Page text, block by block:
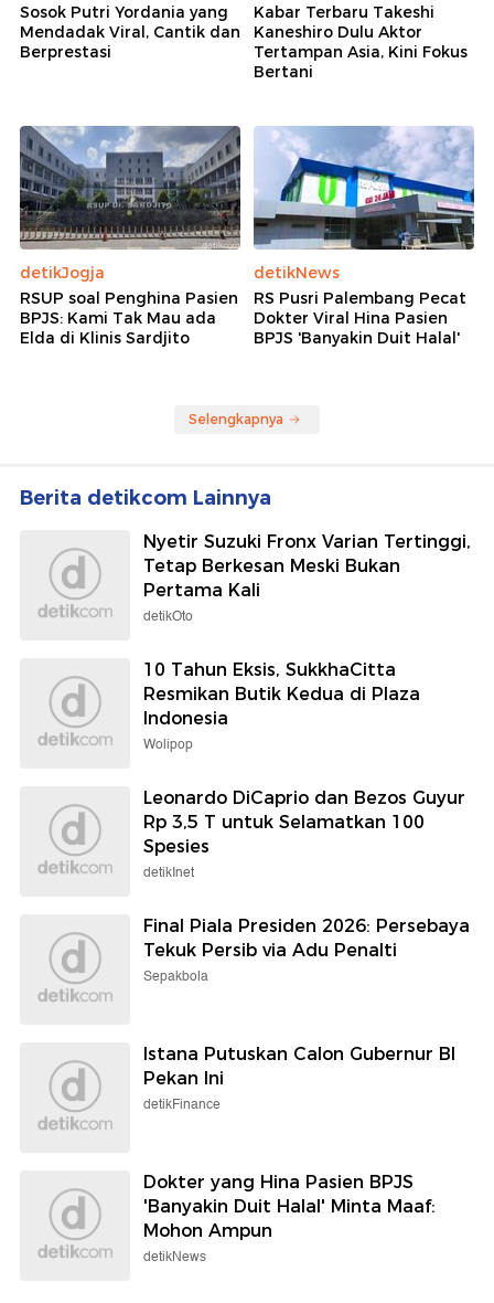
Sosok Putri Yordania yang
Mendadak Viral, Cantik dan
Berprestasi
Kabar Terbaru Takeshi
Kaneshiro Dulu Aktor
Tertampan Asia, Kini Fokus
Bertani
detikJogja
RSUP soal Penghina Pasien
BPJS: Kami Tak Mau ada
Elda di Klinis Sardjito
detikNews
RS Pusri Palembang Pecat
Dokter Viral Hina Pasien
BPJS 'Banyakin Duit Halal'
Selengkapnya
Berita detikcom Lainnya
Nyetir Suzuki Fronx Varian Tertinggi,
Tetap Berkesan Meski Bukan
Pertama Kali
detikOto
10 Tahun Eksis, SukkhaCitta
Resmikan Butik Kedua di Plaza
Indonesia
Wolipop
Leonardo DiCaprio dan Bezos Guyur
Rp 3,5 T untuk Selamatkan 100
Spesies
detikInet
Final Piala Presiden 2026: Persebaya
Tekuk Persib via Adu Penalti
Sepakbola
Istana Putuskan Calon Gubernur BI
Pekan Ini
detikFinance
Dokter yang Hina Pasien BPJS
'Banyakin Duit Halal' Minta Maaf:
Mohon Ampun
detikNews